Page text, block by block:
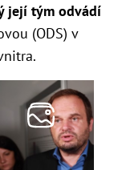
její tým odvádí
(ODS) v